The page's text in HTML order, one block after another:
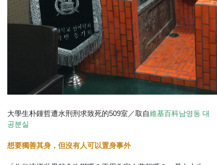
大學生朴鍾哲遭水刑刑求致死的509室／取自維基百科남영동 대
공분실
想要獨善其身，但沒有人可以置身事外